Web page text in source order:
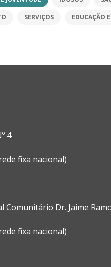
SERVIÇOS EDUCAÇÃO
4
fixa nacional)
Comunitário Dr. Jaime
fixa nacional)